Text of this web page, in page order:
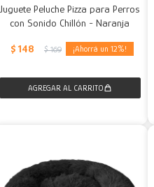
Juguete Peluche Pizza para Perros
con Sonido Chillón - Naranja
$ 148 $ 169 12